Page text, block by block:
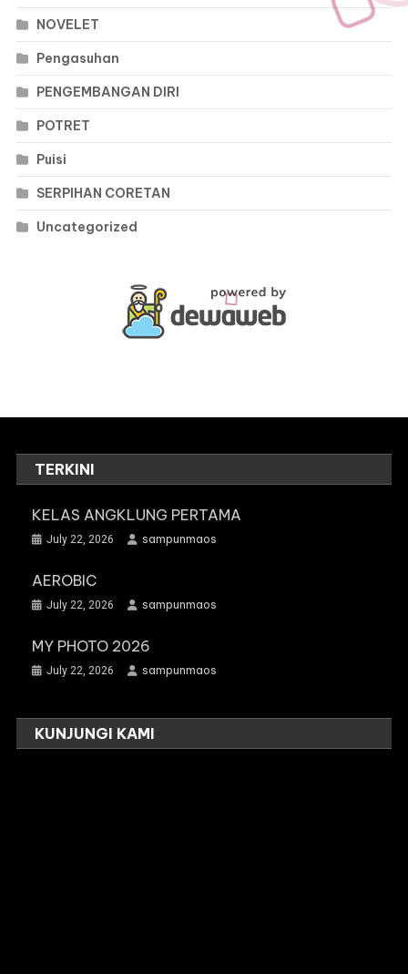
NOVELET
Pengasuhan
PENGEMBANGAN DIRI
POTRET
Puisi
SERPIHAN CORETAN
Uncategorized
TERKINI
KELAS ANGKLUNG PERTAMA
July 22, 2026 sampunmaos
AEROBIC
July 22, 2026 sampunmaos
MY PHOTO 2026
July 22, 2026 sampunmaos
KUNJUNGI KAMI